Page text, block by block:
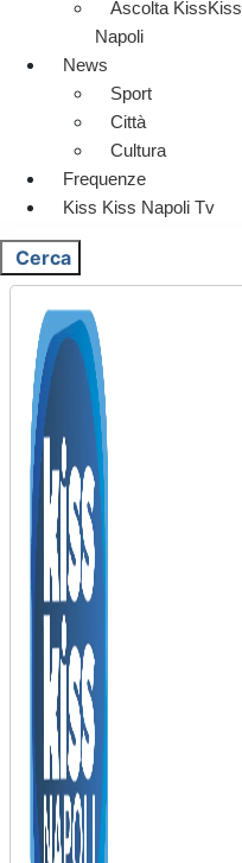
Ascolta KissKiss
Napoli
News
Sport
Città
Cultura
Frequenze
Kiss Kiss Napoli Tv
Cerca